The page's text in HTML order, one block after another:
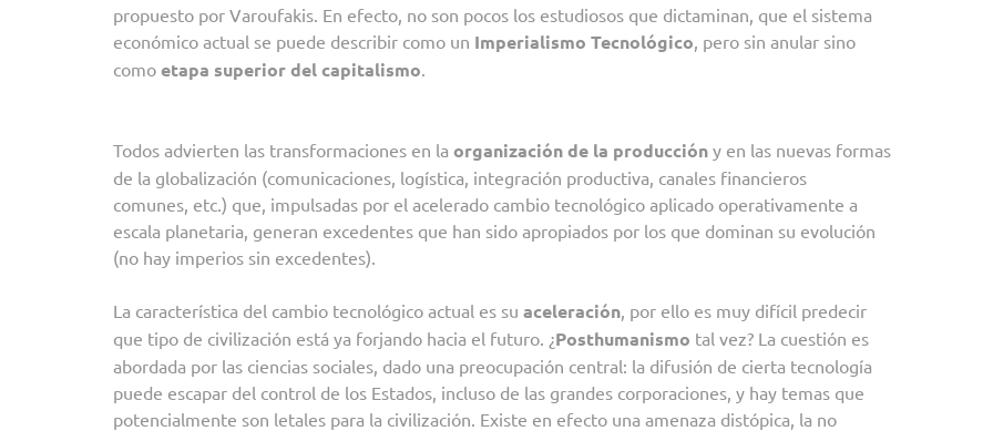
propuesto por Varoufakis. En efecto, no son pocos los estudiosos que dictaminan, que el sistema
económico actual se puede describir como un Imperialismo Tecnológico , pero sin anular sino
como etapa superior del capitalismo
Todos advierten las transformaciones en la organización de la producción y en las nuevas formas
de la globalización (comunicaciones, logística, integración productiva, canales financieros
comunes, etc.) que, impulsadas por el acelerado cambio tecnológico aplicado operativamente a
escala planetaria, generan excedentes que han sido apropiados por los que dominan su evolución
(no hay imperios sin excedentes).
La característica del cambio tecnológico actual es su aceleración , por ello es muy difícil predecir
que tipo de civilización está ya forjando hacia el futuro. ¿Posthumanismo tal vez? La cuestión es
abordada por las ciencias sociales, dado una preocupación central: la difusión de cierta tecnología
puede escapar del control de los Estados, incluso de las grandes corporaciones, y hay temas que
potencialmente son letales para la civilización. Existe en efecto una amenaza distópica, la no